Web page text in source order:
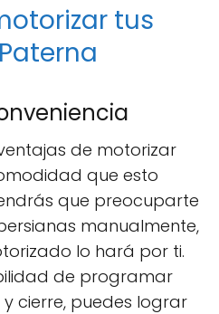
tus
de motorizar
que esto
que preocuparte
manualmente,
lo hará por ti.
de programar
cierre, puedes lograr